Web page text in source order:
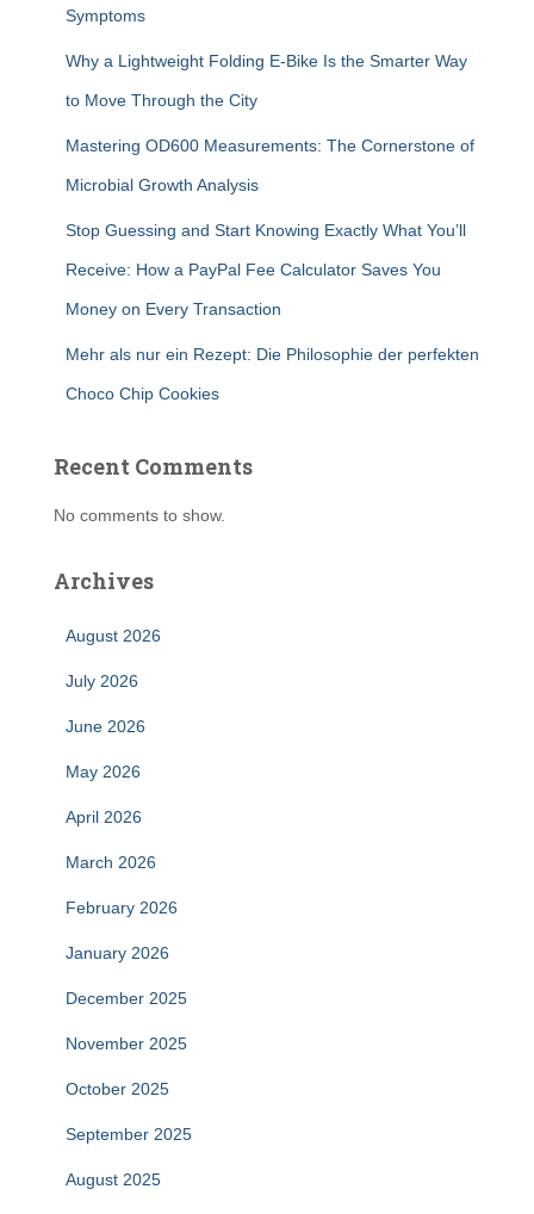
Symptoms
Why a Lightweight Folding E-Bike Is the Smarter Way
to Move Through the City
Mastering OD600 Measurements: The Cornerstone of
Microbial Growth Analysis
Stop Guessing and Start Knowing Exactly What You’ll
Receive: How a PayPal Fee Calculator Saves You
Money on Every Transaction
Mehr als nur ein Rezept: Die Philosophie der perfekten
Choco Chip Cookies
Recent Comments
No comments to show.
Archives
August 2026
July 2026
June 2026
May 2026
April 2026
March 2026
February 2026
January 2026
December 2025
November 2025
October 2025
September 2025
August 2025